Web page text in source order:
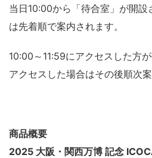
当日10:00から「待合室」が開
は先着順で案内されます。
10:00～11:59にアクセスした方
アクセスした場合はその後順次案
商品概要
2025 大阪・関西万博 記念